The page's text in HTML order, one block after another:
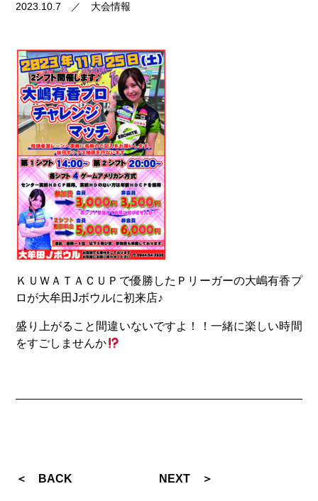
2023.10.7 ／ 大会情報
ＫＵＷＡＴＡＣＵＰで優勝したＰリーガーの大嶋有香プ
ロが大牟田Jボウルに初来店♪
盛り上がること間違いないですよ！！一緒に楽しい時間
をすごしませんか
＜ BACK NEXT ＞